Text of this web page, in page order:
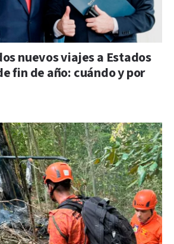
nuevos viajes a Estados
fin de año: cuándo y por